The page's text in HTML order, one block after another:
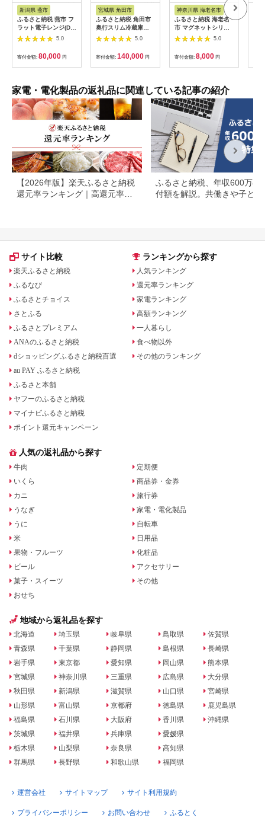
納税
新潟県 燕市
ふるさと納税 燕市 フ
ラット電子レンジ(DR-
LD20W)
5.0
寄付金額: 80,000 円
納税
宮城県 角田市
ふるさと納税 角田市
奥行スリム冷蔵庫
66L IRSN-7A-B ブ
5.0
寄付金額: 140,000 円
納税
神奈川県 海老名市
ふるさと納税 海老名
市 マグネットシリコ
ンケーブル C to C 1m
エアリーホワイト
(MOT-MGSCC100)
5.0
寄付金額: 8,000 円
家電・電化製品の返礼品に関連している記事の紹介
【2026年版】楽天ふるさと納税
還元率ランキング｜高還元率返
ふるさと納税、年収600万の
付額を解説。共働きや子ども
サイト比較
楽天ふるさと納税
ふるなび
ふるさとチョイス
さとふる
ふるさとプレミアム
ANAのふるさと納税
dショッピングふるさと納税百選
au PAY ふるさと納税
ふるさと本舗
ヤフーのふるさと納税
マイナビふるさと納税
ポイント還元キャンペーン
ランキングから探す
人気ランキング
還元率ランキング
家電ランキング
高額ランキング
一人暮らし
食べ物以外
その他のランキング
人気の返礼品から探す
牛肉
いくら
カニ
うなぎ
うに
米
果物・フルーツ
ビール
菓子・スイーツ
おせち
定期便
商品券・金券
旅行券
家電・電化製品
自転車
日用品
化粧品
アクセサリー
その他
地域から返礼品を探す
北海道
青森県
岩手県
宮城県
秋田県
山形県
福島県
茨城県
栃木県
群馬県
埼玉県
千葉県
東京都
神奈川県
新潟県
富山県
石川県
福井県
山梨県
長野県
岐阜県
静岡県
愛知県
三重県
滋賀県
京都府
大阪府
兵庫県
奈良県
和歌山県
鳥取県
島根県
岡山県
広島県
山口県
徳島県
香川県
愛媛県
高知県
福岡県
佐賀県
長崎県
熊本県
大分県
宮崎県
鹿児島県
沖縄県
運営会社 サイトマップ サイト利用規約
プライバシーポリシー お問い合わせ ふるとく